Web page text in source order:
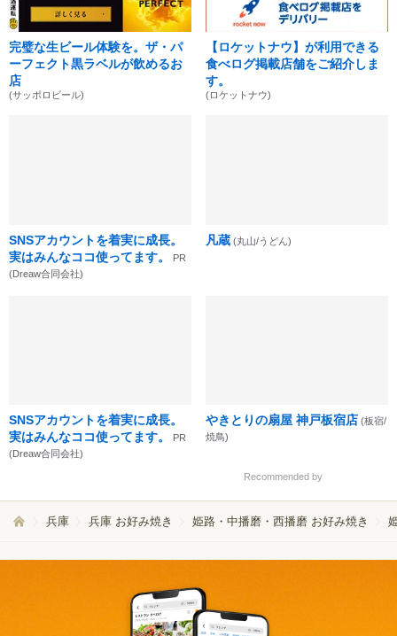
完璧な生ビール体験を。ザ・パ
ーフェクト黒ラベルが飲めるお
店
(サッポロビール)
【ロケットナウ】が利用できる
食べログ掲載店舗をご紹介しま
す。
(ロケットナウ)
SNSアカウントを着実に成長。
実はみんなココ使ってます。
PR
(Dreaw合同会社)
凡蔵 (丸山/うどん)
SNSアカウントを着実に成長。
実はみんなココ使ってます。
PR
(Dreaw合同会社)
やきとりの扇屋 神戸板宿店 (板宿/
焼鳥)
Recommended by
兵庫 兵庫 お好み焼き 姫路・中播磨・西播磨 お好み焼き